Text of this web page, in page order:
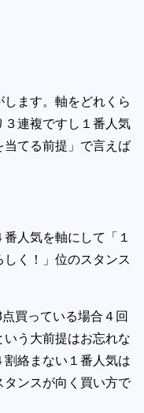
ます。軸をどれくら
連複ですし１番人気
当てる前提」で言えば
人気を軸にして「１
く！」位のスタンス
買っている場合４回
う大前提はお忘れな
割絡まない１番人気は
ンスが向く買い方で